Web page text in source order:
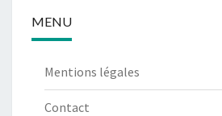
MENU
Mentions légales
Contact